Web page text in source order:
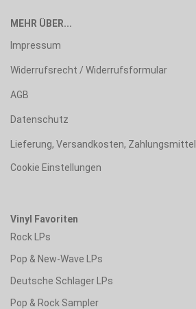
MEHR ÜBER...
Impressum
Widerrufsrecht / Widerrufsformular
AGB
Datenschutz
Lieferung, Versandkosten, Zahlungsmittel
Cookie Einstellungen
Vinyl Favoriten
Rock LPs
Pop & New-Wave LPs
Deutsche Schlager LPs
Pop & Rock Sampler